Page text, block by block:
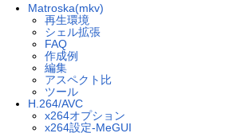
Matroska(mkv)
再生環境
シェル拡張
FAQ
作成例
編集
アスペクト比
ツール
H.264/AVC
x264オプション
x264設定-MeGUI